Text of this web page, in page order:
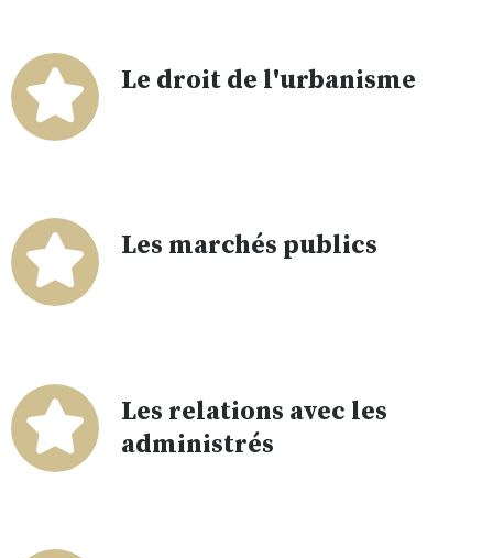
Le droit de l'urbanisme
Les marchés publics
Les relations avec les
administrés